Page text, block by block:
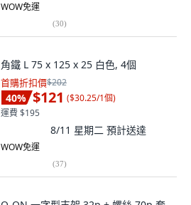
WOW免運
(30)
角鐵 L 75 x 125 x 25 白色, 4個
首購折扣價$202
40% $121 ($30.25/1個)
運費 $195
8/11 星期二 預計送達
WOW免運
(37)